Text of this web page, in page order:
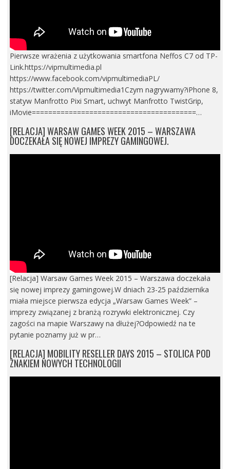
Pierwsze wrażenia z użytkowania smartfona Neffos C7 od TP-
Link.https://vipmultimedia.pl
https://www.facebook.com/vipmultimediaPL/
https://twitter.com/Vipmultimedia1Czym nagrywamy?iPhone 8,
statyw Manfrotto Pixi Smart, uchwyt Manfrotto TwistGrip,
iMovie========================================…
[RELACJA] WARSAW GAMES WEEK 2015 – WARSZAWA
DOCZEKAŁA SIĘ NOWEJ IMPREZY GAMINGOWEJ.
[Relacja] Warsaw Games Week 2015 – Warszawa doczekała
się nowej imprezy gamingowej.W dniach 23-25 października
miała miejsce pierwsza edycja „Warsaw Games Week” –
imprezy związanej z branżą rozrywki elektronicznej. Czy
zagości na mapie Warszawy na dłużej?Odpowiedź na te
pytanie poznamy już w pr…
[RELACJA] MOBILITY RESELLER DAYS 2015 – STOLICA POD
ZNAKIEM NOWYCH TECHNOLOGII